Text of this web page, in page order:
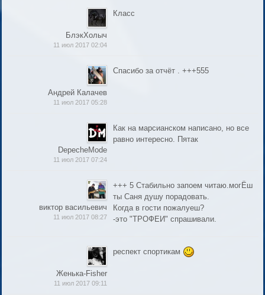
БлэкХолыч
11 июл 2017 02:04
Класс
Андрей Калачев
11 июл 2017 05:28
Спасибо за отчёт . +++555
DepecheMode
11 июл 2017 07:24
Как на марсианском написано, но все
равно интересно. Пятак
виктор васильевич
11 июл 2017 08:27
+++ 5 Стабильно запоем читаю.могЁш
ты Саня душу порадовать.
Когда в гости пожалуеш?
-это "ТРОФЕИ" спрашивали.
Женька-Fisher
11 июл 2017 09:11
респект спортикам